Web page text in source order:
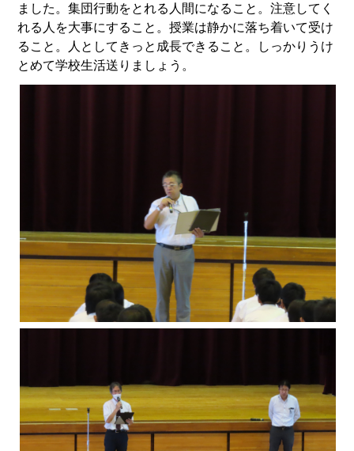
ました。集団行動をとれる人間になること。注意してく
れる人を大事にすること。授業は静かに落ち着いて受け
ること。人としてきっと成長できること。しっかりうけ
とめて学校生活送りましょう。